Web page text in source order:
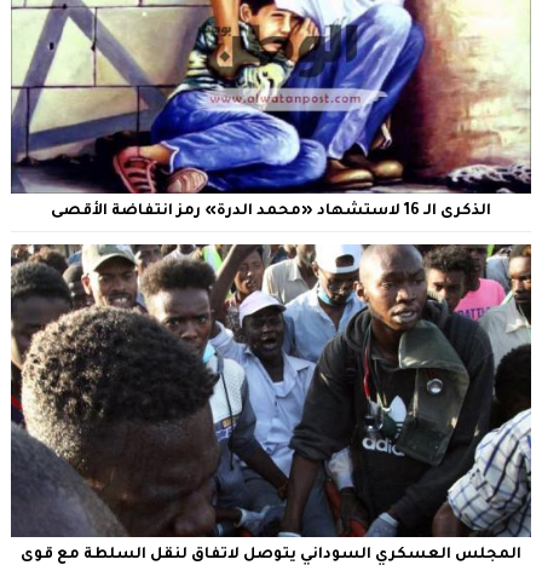
الذكرى الـ 16 لاستشهاد «محمد الدرة» رمز انتفاضة الأقصى
المجلس العسكري السوداني يتوصل لاتفاق لنقل السلطة مع قوى